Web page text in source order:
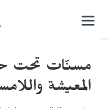
التحكم
مسنّات تحت
المعيشة